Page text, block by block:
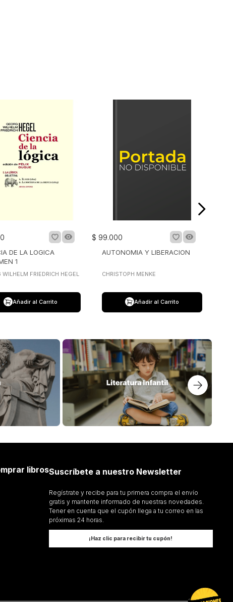
DE LA LOGICA
1
WILHELM FRIEDRICH HEGEL
Añadir al Carrito
$ 99.000
AUTONOMIA Y LIBERACION
CHRISTOPH MENKE
Añadir al Carrito
librosSuscríbete a nuestro Newsletter
Regístrate y recibe para tu primera compra el envío
gratis y mantente informado de nuestras novedades.
Tener en cuenta que el cupón llega a tu correo en las
próximas 24 horas.
¡Haz clic para recibir tu cupón!